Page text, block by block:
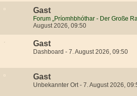
Gast
Forum „Príomhbhóthar - Der Große
August 2026, 09:50
Gast
Dashboard - 7. August 2026, 09:50
Gast
Unbekannter Ort - 7. August 2026,